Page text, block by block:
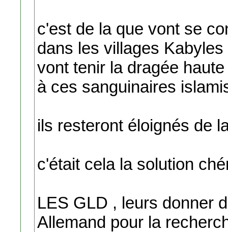
c'est de la que vont se
dans les villages
vont tenir la dragée
à ces sanguinaires
ils resteront éloignés de
c'était cela la solution
LES GLD , leurs donner
Allemand pour la